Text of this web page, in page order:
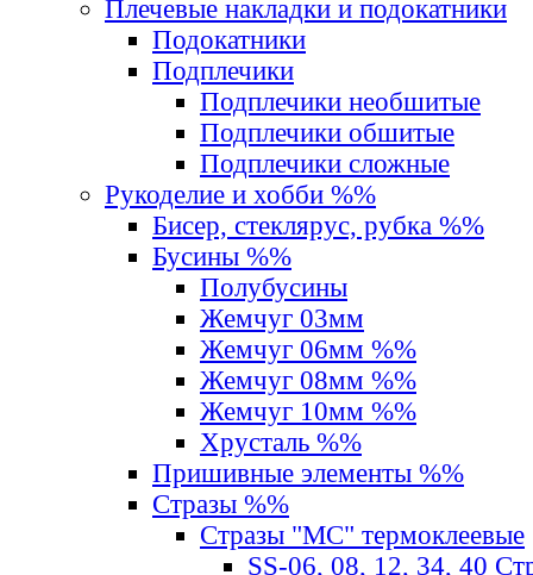
Плечевые накладки и подокатники
Подокатники
Подплечики
Подплечики необшитые
Подплечики обшитые
Подплечики сложные
Рукоделие и хобби %%
Бисер, стеклярус, рубка %%
Бусины %%
Полубусины
Жемчуг 03мм
Жемчуг 06мм %%
Жемчуг 08мм %%
Жемчуг 10мм %%
Хрусталь %%
Пришивные элементы %%
Стразы %%
Стразы "MС" термоклеевые
SS-06, 08, 12, 34, 40